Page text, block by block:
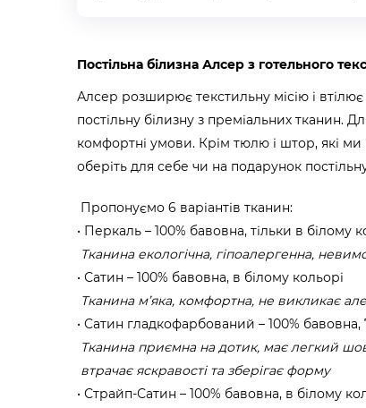
Постільна білизна Алсер з готельного
Алсер розширює текстильну місію і
постільну білизну з преміальних тканин.
комфортні умови. Крім тюлю і штор, які
оберіть для себе чи на подарунок
Пропонуємо 6 варіантів тканин:
Перкаль – 100% бавовна, тільки в білому
Тканина екологічна, гіпоалергенна,
Сатин – 100% бавовна, в білому кольорі
Тканина м’яка, комфортна, не викликає
Сатин гладкофарбований – 100% бавовна,
Тканина приємна на дотик, має легкий
втрачає яскравості та зберігає форму
Страйп-Сатин – 100% бавовна, в білому